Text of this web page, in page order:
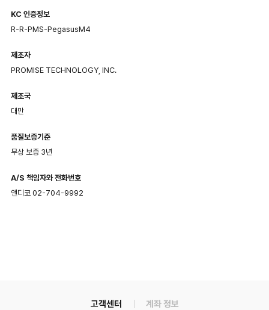
KC 인증정보
R-R-PMS-PegasusM4
제조자
PROMISE TECHNOLOGY, INC.
제조국
대만
품질보증기준
무상 보증 3년
A/S 책임자와 전화번호
앤디코 02-704-9992
고객센터 계좌 정보